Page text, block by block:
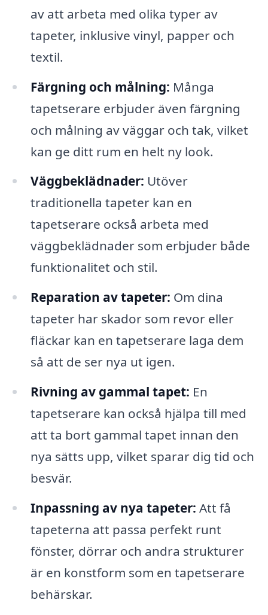
av att arbeta med olika typer av
tapeter, inklusive vinyl, papper och
textil.
Färgning och målning: Många
tapetserare erbjuder även färgning
och målning av väggar och tak, vilket
kan ge ditt rum en helt ny look.
Väggbeklädnader: Utöver
traditionella tapeter kan en
tapetserare också arbeta med
väggbeklädnader som erbjuder både
funktionalitet och stil.
Reparation av tapeter: Om dina
tapeter har skador som revor eller
fläckar kan en tapetserare laga dem
så att de ser nya ut igen.
Rivning av gammal tapet: En
tapetserare kan också hjälpa till med
att ta bort gammal tapet innan den
nya sätts upp, vilket sparar dig tid och
besvär.
Inpassning av nya tapeter: Att få
tapeterna att passa perfekt runt
fönster, dörrar och andra strukturer
är en konstform som en tapetserare
behärskar.